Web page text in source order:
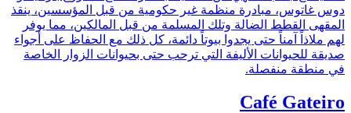
دوس غاتوس، مبادرة منظمة غير حكومية من قبل المؤسسين، ينقذ
المقهى القطط الضالة وتلك المسلمة من قبل المالكين، مما يوفر
لهم ملاذاً آمناً حتى يجدوا بيوتاً دائمة، كل ذلك مع الحفاظ على أجواء
صديقة للحيوانات الأليفة التي ترحب حتى بحيوانات الزوار الخاصة
في منطقة منفصلة.
Café Gateiro